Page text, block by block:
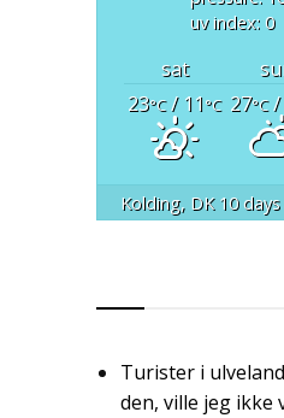
uv index: 0
sat
23°C/ 11°C 27°C/
Kolding, DK10 days
Turister i
den, ville jeg